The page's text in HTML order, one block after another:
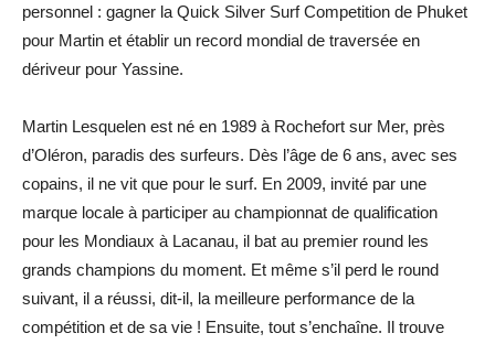
personnel : gagner la Quick Silver Surf Competition de Phuket
pour Martin et établir un record mondial de traversée en
dériveur pour Yassine.
Martin Lesquelen est né en 1989 à Rochefort sur Mer, près
d’Oléron, paradis des surfeurs. Dès l’âge de 6 ans, avec ses
copains, il ne vit que pour le surf. En 2009, invité par une
marque locale à participer au championnat de qualification
pour les Mondiaux à Lacanau, il bat au premier round les
grands champions du moment. Et même s’il perd le round
suivant, il a réussi, dit-il, la meilleure performance de la
compétition et de sa vie ! Ensuite, tout s’enchaîne. Il trouve